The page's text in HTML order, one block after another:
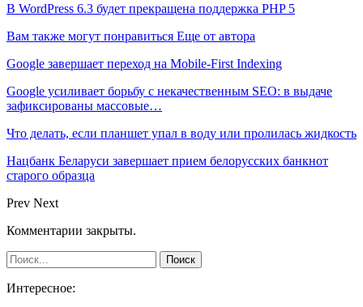
В WordPress 6.3 будет прекращена поддержка PHP 5
Вам также могут понравиться Еще от автора
Google завершает переход на Mobile-First Indexing
Google усиливает борьбу с некачественным SEO: в выдаче
зафиксированы массовые…
Что делать, если планшет упал в воду или пролилась жидкость
Нацбанк Беларуси завершает прием белорусских банкнот
старого образца
Prev Next
Комментарии закрыты.
Интересное: